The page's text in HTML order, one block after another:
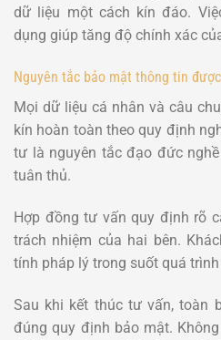
dữ liệu một cách kín đáo.
dụng giúp tăng độ chính xác
Nguyên tắc bảo mật thông tin
Mọi dữ liệu cá nhân và câu
kín hoàn toàn theo quy định
tư là nguyên tắc đạo đức
tuân thủ.
Hợp đồng tư vấn quy định rõ
trách nhiệm của hai bên.
tính pháp lý trong suốt quá
Sau khi kết thúc tư vấn, toàn
đúng quy định bảo mật.